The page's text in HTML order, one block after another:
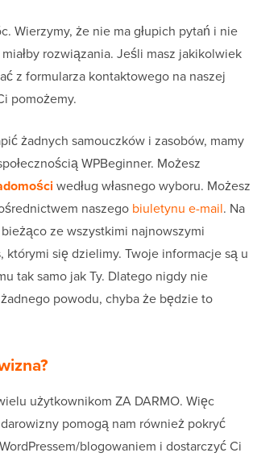
Wierzymy, że nie ma głupich pytań i nie
rozwiązania. Jeśli masz jakikolwiek
z formularza kontaktowego na naszej
pomożemy.
żadnych samouczków i zasobów, mamy
WPBeginner. Możesz
według własnego wyboru. Możesz
naszego biuletynu e-mail. Na
ze wszystkimi najnowszymi
którymi się dzielimy. Twoje informacje są u
tak samo jak Ty. Dlatego nigdy nie
powodu, chyba że będzie to
użytkownikom ZA DARMO. Więc
pomogą nam również pokryć
blogowaniem i dostarczyć Ci